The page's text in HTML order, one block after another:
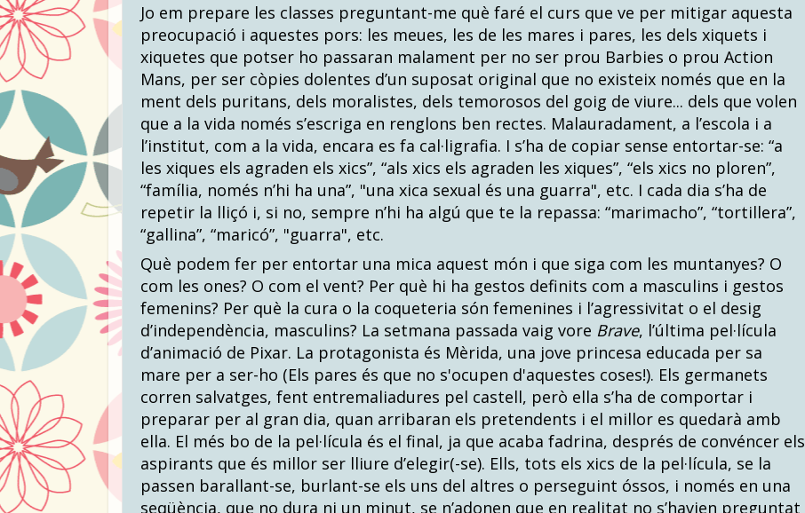
Jo em prepare les classes preguntant-me què faré el curs que ve per mitigar aquesta
preocupació i aquestes pors: les meues, les de les mares i pares, les dels xiquets i
xiquetes que potser ho passaran malament per no ser prou Barbies o prou Action
Mans, per ser còpies dolentes d’un suposat original que no existeix només que en la
ment dels puritans, dels moralistes, dels temorosos del goig de viure... dels que volen
que a la vida només s’escriga en renglons ben rectes. Malauradament, a l’escola i a
l’institut, com a la vida, encara es fa cal·ligrafia. I s’ha de copiar sense entortar-se: “a
les xiques els agraden els xics”, “als xics els agraden les xiques”, “els xics no ploren”,
“família, només n’hi ha una”, "una xica sexual és una guarra", etc. I cada dia s’ha de
repetir la lliçó i, si no, sempre n’hi ha algú que te la repassa: “marimacho”, “tortillera”,
“gallina”, “maricó”, "guarra", etc.
Què podem fer per entortar una mica aquest món i que siga com les muntanyes? O
com les ones? O com el vent? Per què hi ha gestos definits com a masculins i gestos
femenins? Per què la cura o la coqueteria són femenines i l’agressivitat o el desig
d’independència, masculins? La setmana passada vaig vore Brave, l’última pel·lícula
d’animació de Pixar. La protagonista és Mèrida, una jove princesa educada per sa
mare per a ser-ho (Els pares és que no s'ocupen d'aquestes coses!). Els germanets
corren salvatges, fent entremaliadures pel castell, però ella s’ha de comportar i
preparar per al gran dia, quan arribaran els pretendents i el millor es quedarà amb
ella. El més bo de la pel·lícula és el final, ja que acaba fadrina, després de convéncer els
aspirants que és millor ser lliure d’elegir(-se). Ells, tots els xics de la pel·lícula, se la
passen barallant-se, burlant-se els uns del altres o perseguint óssos, i només en una
seqüència, que no dura ni un minut, se n’adonen que en realitat no s’havien preguntat